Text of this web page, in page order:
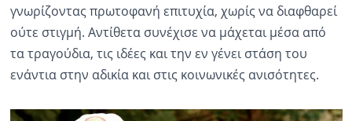
γνωρίζοντας πρωτοφανή επιτυχία, χωρίς να διαφθαρεί
ούτε στιγμή. Αντίθετα συνέχισε να μάχεται μέσα από
τα τραγούδια, τις ιδέες και την εν γένει στάση του
ενάντια στην αδικία και στις κοινωνικές ανισότητες.